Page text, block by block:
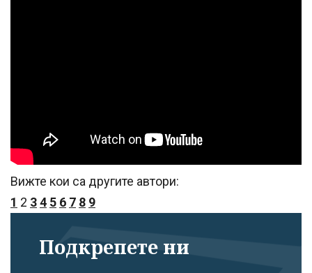
Вижте кои са другите автори:
1 2 34 5 6 7 8 9
Подкрепете ни